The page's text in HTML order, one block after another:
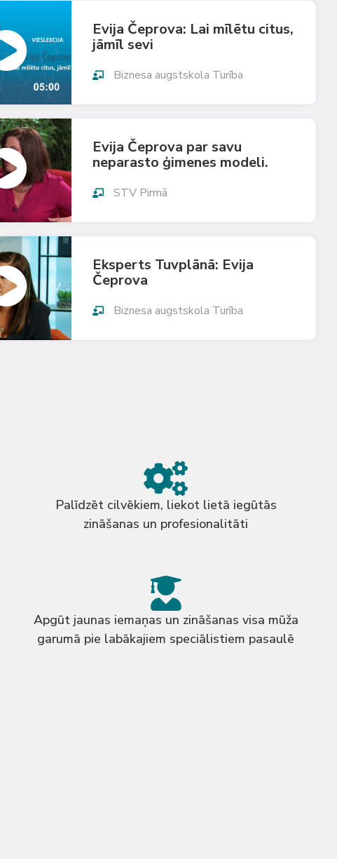
Evija Čeprova: Lai mīlētu citus,
jāmīl sevi
Biznesa augstskola Turība
Evija Čeprova par savu
neparasto ģimenes modeli.
STV Pirmā
Eksperts Tuvplānā: Evija
Čeprova
Biznesa augstskola Turība
Palīdzēt cilvēkiem, liekot lietā iegūtās
zināšanas un profesionalitāti
Apgūt jaunas iemaņas un zināšanas visa mūža
garumā pie labākajiem speciālistiem pasaulē